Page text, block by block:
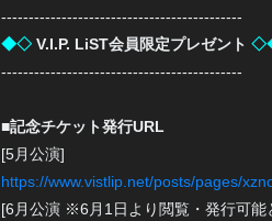
--------------------------------------------
◆◇ V.I.P. LiST会員限定プレゼント
--------------------------------------------
■記念チケット発行URL
[5月公演]
https://www.vistlip.net/posts/pages/
[6月公演 ※6月1日より閲覧・発行可能